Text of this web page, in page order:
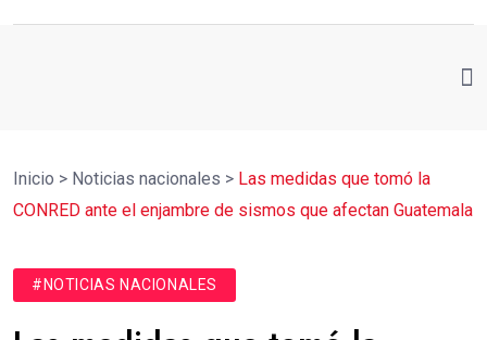
Inicio > Noticias nacionales > Las medidas que tomó la
CONRED ante el enjambre de sismos que afectan Guatemala
#NOTICIAS NACIONALES